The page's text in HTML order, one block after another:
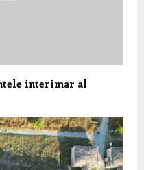
interimar al